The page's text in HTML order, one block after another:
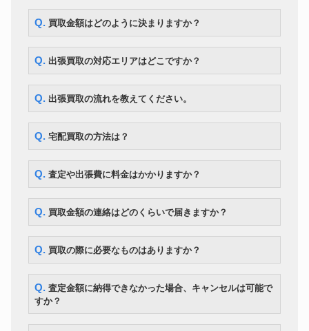
Q. 買取金額はどのように決まりますか？
Q. 出張買取の対応エリアはどこですか？
Q. 出張買取の流れを教えてください。
Q. 宅配買取の方法は？
Q. 査定や出張費に料金はかかりますか？
Q. 買取金額の連絡はどのくらいで届きますか？
Q. 買取の際に必要なものはありますか？
Q. 査定金額に納得できなかった場合、キャンセルは可能で
すか？